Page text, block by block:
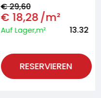
€29,60
€ 18,28/m²
Auf Lager,m² 13.32
RESERVIEREN